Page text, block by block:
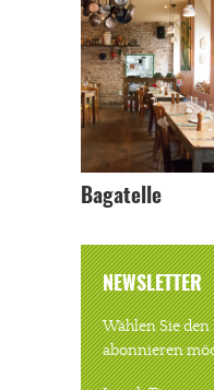
Bagatelle
NEWSLETTER
Wählen Sie
abonnieren